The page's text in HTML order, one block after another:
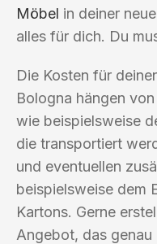
Möbel in deiner
alles für dich. Du
Die Kosten für
Bologna hängen
wie beispielsweise
die transportiert
und eventuellen
beispielsweise dem
Kartons. Gerne
Angebot, das